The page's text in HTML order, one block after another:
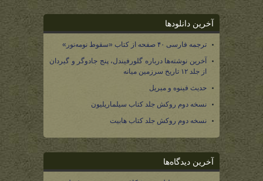
آخرین دانلودها
ترجمه فارسی ۴۰ صفحه از کتاب «سقوط نومه‌نور»
آخرین نوشته‌ها درباره گلورفیندل، پنج جادوگر و گیردان
از جلد ۱۲ تاریخ سرزمین میانه
حدیث فینوه و میریل
نسخه دوم روکش جلد کتاب سیلماریلیون
نسخه دوم روکش جلد کتاب هابیت
آخرین دیدگاه‌ها